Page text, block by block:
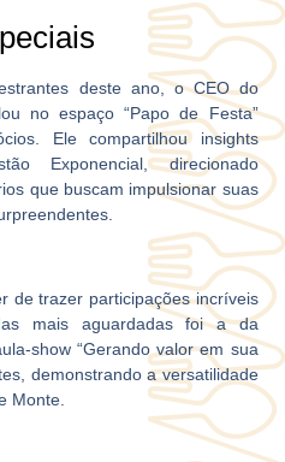
deste ano, o CEO do
no espaço “Papo de Festa”
Ele compartilhou insights
Exponencial, direcionado
que buscam impulsionar suas
de trazer participações incríveis
mais aguardadas foi a da
show “Gerando valor em sua
demonstrando a versatilidade
Monte.